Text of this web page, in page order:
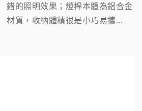
錯的照明效果；燈桿本體為鋁合金
材質，收納體積很是小巧易攜...